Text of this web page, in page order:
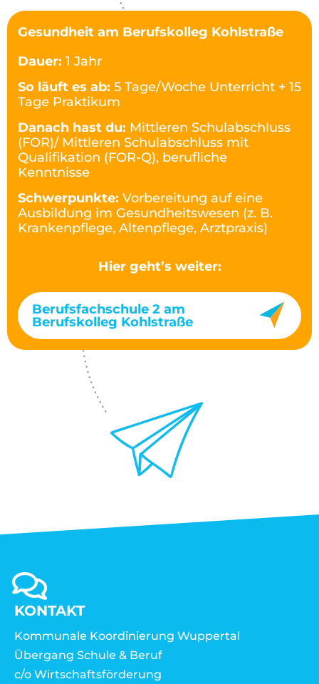
Gesundheit am Berufskolleg Kohlstraße
Dauer: 1 Jahr
So läuft es ab: 5 Tage/Woche Unterricht + 15
Tage Praktikum
Danach hast du: Mittleren Schulabschluss
(FOR)/ Mittleren Schulabschluss mit
Qualifikation (FOR-Q), berufliche
Kenntnisse
Schwerpunkte: Vorbereitung auf eine
Ausbildung im Gesundheitswesen (z. B.
Krankenpflege, Altenpflege, Arztpraxis)
Hier geht’s weiter:
Berufsfachschule 2 am
Berufskolleg Kohlstraße
KONTAKT
Kommunale Koordinierung Wuppertal
Übergang Schule & Beruf
c/o Wirtschaftsförderung